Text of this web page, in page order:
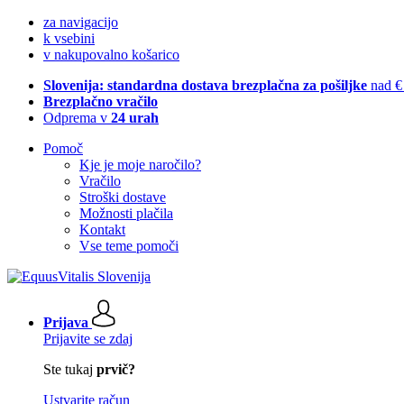
za navigacijo
k vsebini
v nakupovalno košarico
Slovenija: standardna dostava brezplačna za pošiljke nad
Brezplačno vračilo
Odprema v 24 urah
Pomoč
Kje je moje naročilo?
Vračilo
Stroški dostave
Možnosti plačila
Kontakt
Vse teme pomoči
Prijava
Prijavite se zdaj
Ste tukaj prvič?
Ustvarite račun